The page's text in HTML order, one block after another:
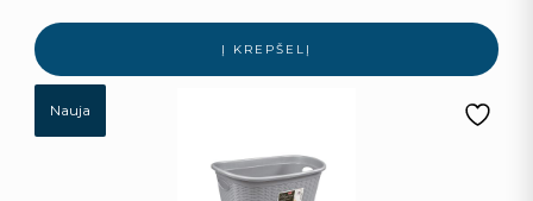
Į KREPŠELĮ
Nauja